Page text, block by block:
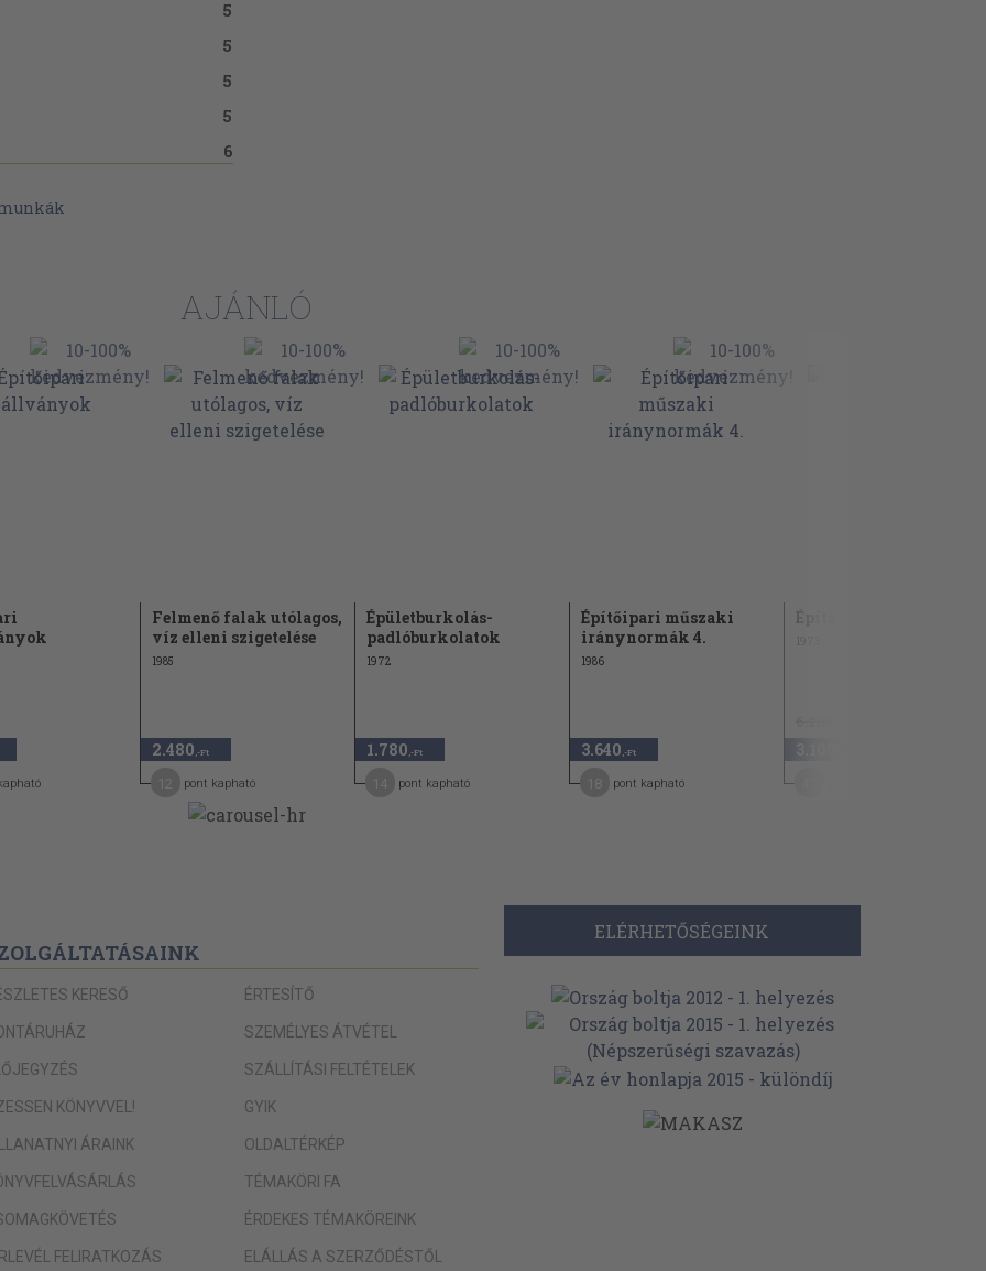
5
5
5
5
6
8
9
11
13
14
AJÁNLÓ
Felmenő falak utólagos,
víz elleni szigetelése
1985
2.480 ,-Ft
pont kapható
Épületburkolás-
padlóburkolatok
1972
1.780 ,-Ft
pont kapható
Építőipari műszaki
iránynormák 4.
1986
3.640 ,-Ft
pont kapható
Építőipari kézikönyv
KERESŐ
KÖNYVVEL!
ÁRAINK
FELIRATKOZÁS
ÉRTESÍTŐ
SZEMÉLYES ÁTVÉTEL
SZÁLLÍTÁSI FELTÉTELEK
GYIK
OLDALTÉRKÉP
TÉMAKÖRI FA
ÉRDEKES TÉMAKÖREINK
ELÁLLÁS A SZERZŐDÉSTŐL
ELÉRHETŐSÉGEINK